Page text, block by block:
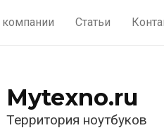
Статьи
Mytexno.ru
Территория ноутбуков